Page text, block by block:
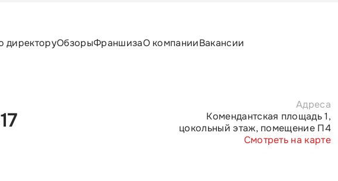
директоруОбзорыФраншизаО компанииВакансии
Адреса
Комендантская площадь 1,
цокольный этаж, помещение П4
Смотреть на карте